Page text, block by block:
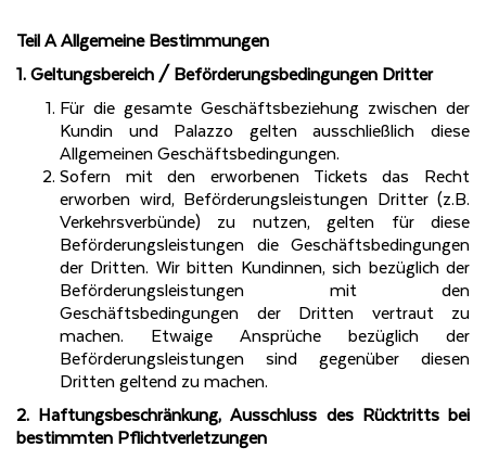
Teil A Allgemeine Bestimmungen
1. Geltungsbereich/ Beförderungsbedingungen Dritter
Für die gesamte Geschäftsbeziehung zwischen der
Kundin und Palazzo gelten ausschließlich diese
Allgemeinen Geschäftsbedingungen.
Sofern mit den erworbenen Tickets das Recht
erworben wird, Beförderungsleistungen Dritter (z.B.
Verkehrsverbünde) zu nutzen, gelten für diese
Beförderungsleistungen die Geschäftsbedingungen
der Dritten. Wir bitten Kundinnen, sich bezüglich der
Beförderungsleistungen mit den
Geschäftsbedingungen der Dritten vertraut zu
machen. Etwaige Ansprüche bezüglich der
Beförderungsleistungen sind gegenüber diesen
Dritten geltend zu machen.
2. Haftungsbeschränkung, Ausschluss des Rücktritts bei
bestimmten Pflichtverletzungen